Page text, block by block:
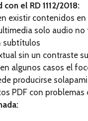
el RD 1112/2018:
existir contenidos
solo audio
subtítulos
sin un contraste
algunos casos el
producirse
PDF con problemas